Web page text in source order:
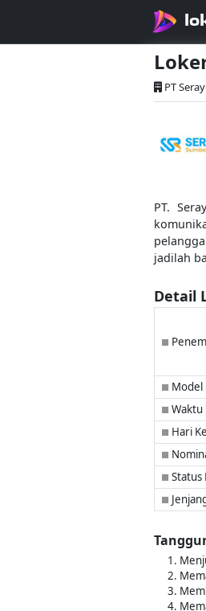
PT
PT.
jadilah
Detail
■
■ Model
■ Waktu
■ Hari
■
■ Status
■